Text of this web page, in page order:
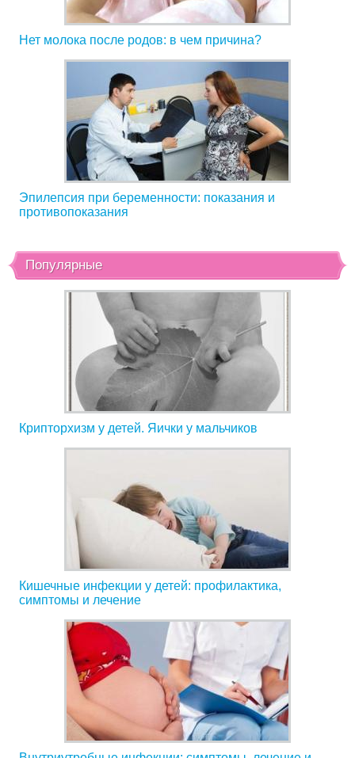
Нет молока после родов: в чем причина?
Эпилепсия при беременности: показания и
противопоказания
Популярные
Крипторхизм у детей. Яички у мальчиков
Кишечные инфекции у детей: профилактика,
симптомы и лечение